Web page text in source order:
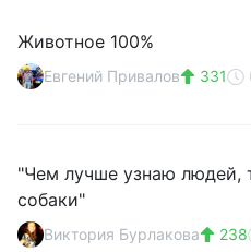
Животное 100%
Евгений Привалов 331
"Чем лучше узнаю людей,
собаки"
Виктория Бурлакова 238